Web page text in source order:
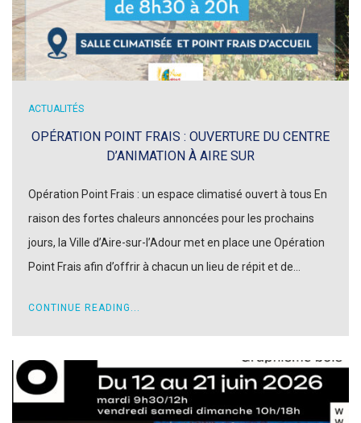
ACTUALITÉS
OPÉRATION POINT FRAIS : OUVERTURE DU CENTRE
D’ANIMATION À AIRE SUR
Opération Point Frais : un espace climatisé ouvert à tous En
raison des fortes chaleurs annoncées pour les prochains
jours, la Ville d’Aire-sur-l’Adour met en place une Opération
Point Frais afin d’offrir à chacun un lieu de répit et de…
CONTINUE READING...